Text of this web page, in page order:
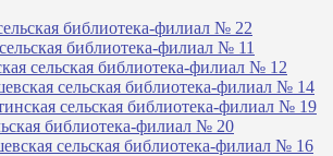
библиотека-филиал № 22
библиотека-филиал № 11
сельская библиотека-филиал № 12
сельская библиотека-филиал № 14
сельская библиотека-филиал № 19
библиотека-филиал № 20
сельская библиотека-филиал № 16